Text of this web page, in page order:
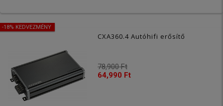
-18% KEDVEZMÉNY
CXA360.4 Autóhifi erősítő
78,900 Ft
64,990 Ft